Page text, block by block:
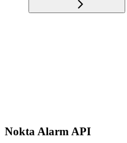
Nokta Alarm API